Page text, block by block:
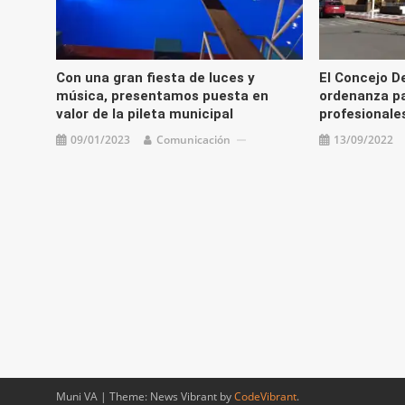
Con una gran fiesta de luces y
música, presentamos puesta en
valor de la pileta municipal
09/01/2023 Comunicación
El Concejo
ordenanza
13/09/2022
Muni VA | Theme: News Vibrant byCodeVibrant.